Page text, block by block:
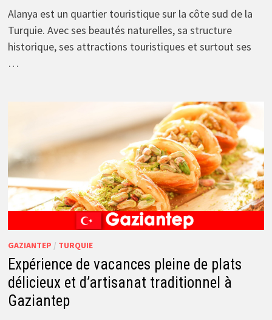
Alanya est un quartier touristique sur la côte sud de la
Turquie. Avec ses beautés naturelles, sa structure
historique, ses attractions touristiques et surtout ses
…
GAZIANTEP / TURQUIE
Expérience de vacances pleine de plats
délicieux et d’artisanat traditionnel à
Gaziantep